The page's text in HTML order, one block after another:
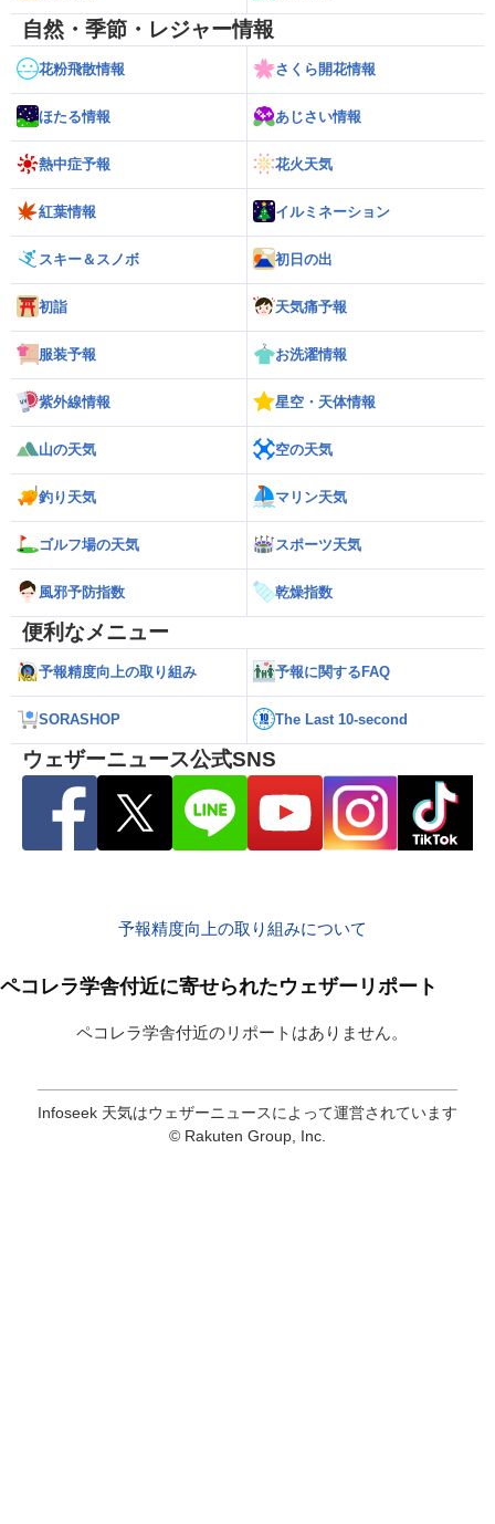
自然・季節・レジャー情報
花粉飛散情報 さくら開花情報
ほたる情報 あじさい情報
熱中症予報 花火天気
紅葉情報 イルミネーション
スキー＆スノボ 初日の出
初詣 天気痛予報
服装予報 お洗濯情報
紫外線情報 星空・天体情報
山の天気 空の天気
釣り天気 マリン天気
ゴルフ場の天気 スポーツ天気
風邪予防指数 乾燥指数
便利なメニュー
予報精度向上の取り組み 予報に関するFAQ
SORASHOP The Last 10-second
ウェザーニュース公式SNS
予報精度向上の取り組みについて
ペコレラ学舎付近に寄せられたウェザーリポート
ペコレラ学舎付近のリポートはありません。
Infoseek 天気はウェザーニュースによって運営されています
© Rakuten Group, Inc.